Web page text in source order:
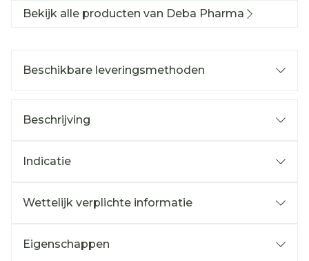
Bekijk alle producten van Deba Pharma
Beschikbare leveringsmethoden
Beschrijving
Indicatie
Wettelijk verplichte informatie
Eigenschappen